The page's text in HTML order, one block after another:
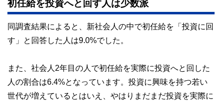
初任給を投資へと回す人は少数派
同調査結果によると、新社会人の中で初任給を「投資に回
す」と回答した人は9.0%でした。
また、社会人2年目の人で初任給を実際に投資へと回した
人の割合は6.4%となっています。投資に興味を持つ若い
世代が増えているとはいえ、やはりまだまだ投資を実際に